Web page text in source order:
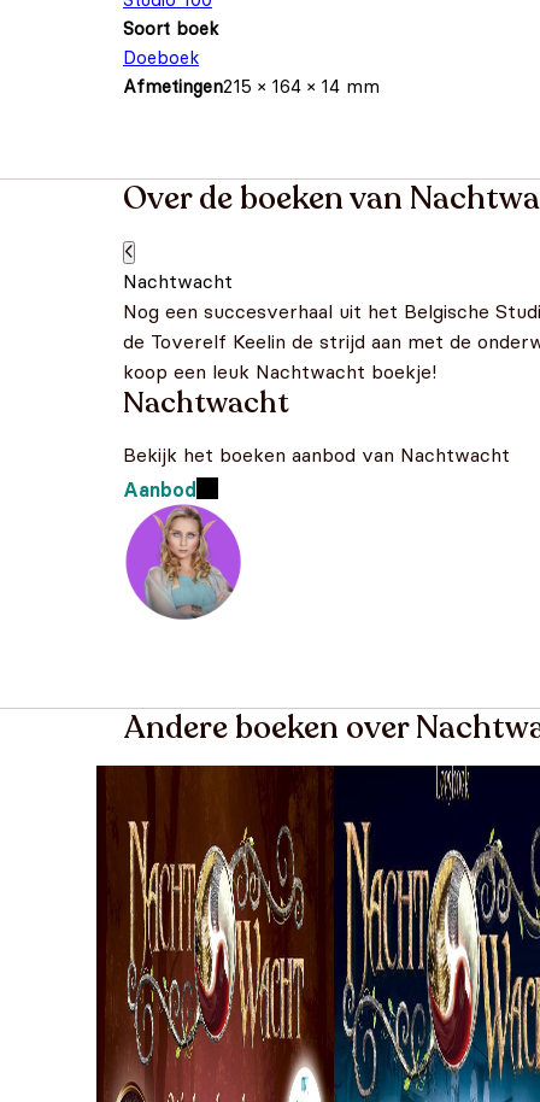
Soort boek
Doeboek
Afmetingen215 × 164 × 14 mm
Over de boeken van
Nachtwacht
Nog een succesverhaal uit het Belgische
de Toverelf Keelin de strijd aan met de
koop een leuk Nachtwacht boekje!
Nachtwacht
Bekijk het boeken aanbod van Nachtwacht
Aanbod
Andere boeken over